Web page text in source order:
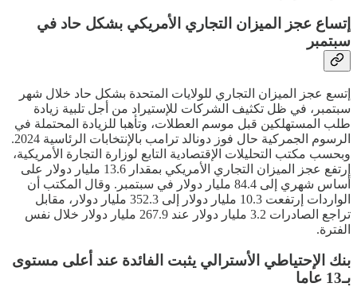
إتساع عجز الميزان التجاري الأمريكي بشكل حاد في
سبتمبر
إتسع عجز الميزان التجاري للولايات المتحدة بشكل حاد خلال شهر
سبتمبر، في ظل تكثيف الشركات للإستيراد من أجل تلبية زيادة
طلب المستهلكين قبل موسم العطلات، وتأهبا للزيادة المحتملة في
الرسوم الجمركية حال فوز دونالد ترامب بالإنتخابات الرئاسية 2024.
وبحسب مكتب التحليلات الإقتصادية التابع لوزارة التجارة الأمريكية،
إرتفع عجز الميزان التجاري الأمريكي بمقدار 13.6 مليار دولار على
أساس شهري إلى 84.4 مليار دولار في سبتمبر. وقال المكتب أن
الواردات إرتفعت 10.3 مليار دولار إلى 352.3 مليار دولار، مقابل
تراجع الصادرات 3.2 مليار دولار عند 267.9 مليار دولار خلال نفس
الفترة.
بنك الإحتياطي الأسترالي يثبت الفائدة عند أعلى مستوى
بـ13 عاما